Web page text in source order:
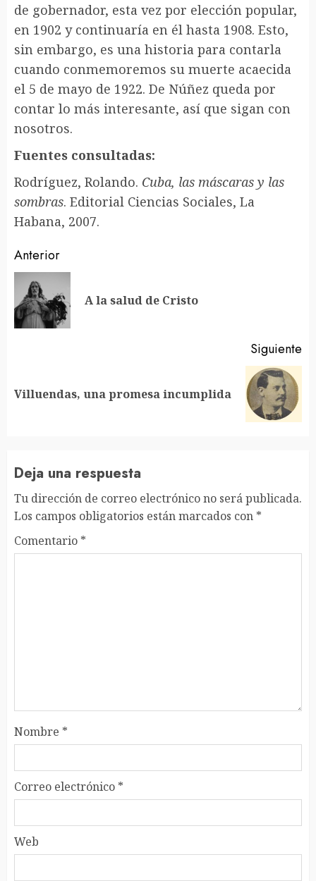
de gobernador, esta vez por elección popular,
en 1902 y continuaría en él hasta 1908. Esto,
sin embargo, es una historia para contarla
cuando conmemoremos su muerte acaecida
el 5 de mayo de 1922. De Núñez queda por
contar lo más interesante, así que sigan con
nosotros.
Fuentes consultadas:
Rodríguez, Rolando. Cuba, las máscaras y las
sombras. Editorial Ciencias Sociales, La
Habana, 2007.
Sigue
leyendo
Anterior
A la salud de Cristo
Siguiente
Siguiente
Villuendas, una promesa incumplida
Deja una respuesta
Tu dirección de correo electrónico no será publicada.
Los campos obligatorios están marcados con *
Comentario *
Nombre *
Correo electrónico *
Web